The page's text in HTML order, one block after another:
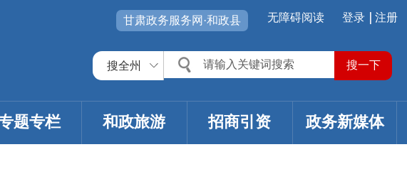
登录 注册
无障碍阅读
甘肃政务服务网·和政县
搜全州
题专栏 和政旅游 招商引资 政务新媒体